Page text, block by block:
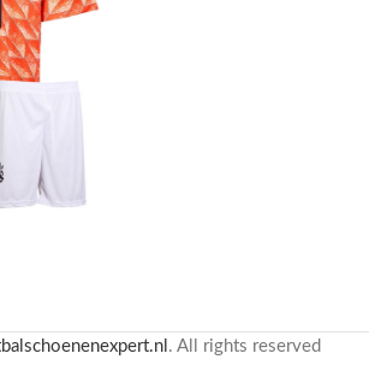
. All rights reserved